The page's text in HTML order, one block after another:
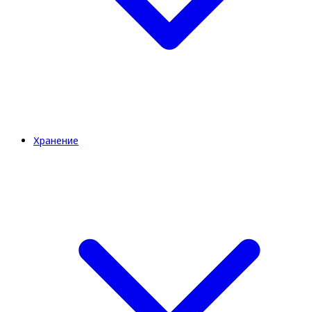
Хранение